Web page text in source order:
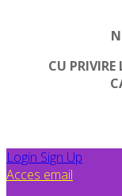
CU PRIVIRE
Login Sign Up
Acces email